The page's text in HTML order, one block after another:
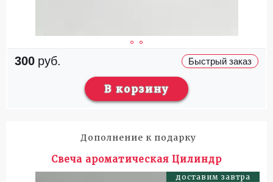
300 руб. Быстрый заказ
В корзину
Дополнение к подарку
Свеча ароматическая Цилиндр
доставим завтра